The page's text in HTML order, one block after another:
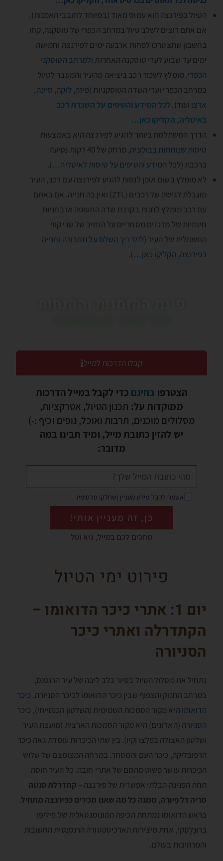
הטיול בפירנצה הוא עמוס מאוד (במיוחד לחובבי האמנות).
אם אתם רוצים לשלב טיול במרחב הכפרי של טוסקנה, קחו
בחשבון שתצטרכו לפחות ארבעה ימים לפירנצה וחמישה
ימים עד שבוע לערי טוסקנה האחרות ולמרחב הטוסקני
הכפרי. מומלץ לשכור רכב ביציאה מהעיר והמעבר לטיול
במרחב הכפרי וערי השדה הטוסקניות (פיזה, לוקה, סיינה,
ארצו ועוד).לכל המידע והטיפים על השכרת רכב
באיטליה, הקליקו כאן…
הדרך המשתלמת ביותר להגיע לפירנצה היא באמצעות
טיסות שנוחתות בבולוניה
, מרחק של 40 דקות נסיעה
ברכבת (לכל המידע והטיפים על טיסות לאיטליה…).
לא מומלץ בשום אופן לנסות להגיע לפירנצה עם רכב, העיר
מוגבלת לגישה של רכבים (ZTL) ואין בה חנייה. אם באתם
עם רכב מומלץ לחנות בקרבת שדה התעופה או בחניות
חינמיות של מרכזים מסחריים על הנתיב של שני קווי
החשמלית של העיר (למדריך השלם על תחבורה וחנייה
בפירנצה, הקליקו כאן…).
קבלו הדרכות למייל
הצטרפו בחינם כדי לקבל במייל הדרכות
ממוקדות על: תכנון הטיול, אטרקציות,
מסלולים מוכנים, תרבות ואוכל, נופים וכיף :-)
יש להזין כתובת מייל, ומיד תבינו במה
מדובר:
אשמח לקבל מידע מעניין (שחלקו פרסומי)
כן, זה מעניין אותי!
מחכים לכם במייל, גיא וטל
פירוט ימי הטיול
יום 1: אתרי כיכר הדואומו –
הקתדרלה ואתרי כיכר
הסניורה
נתחיל את מסלול הטיול בסיור בלב ליבה של עיר הרנסנס,
במרחב החנוק והצפוף שבין כיכר הדואומו לכיכר הסניורה. כיכר
הדואומו היא מקור הסמכות השמימית (השלטון הכנסייתי), כיכר
הסניורה (האדונים) היא מקור הסמכות הארצית (מועצת העיר
ושלטון האצולה בפּלָצו וֶקְיו). בין שתי הכיכרות עומדת גאה כיכר
הרפובליקה, כיכר העם והמסחר. במרחה המצומצם של שלוש
הכיכרות עושר פשוט מהמם של אתרי חובה. כל העיר חוסה
תחת הפנינה הבלתי אפשרית של פירנצה – קתדרלת סנטה
מריה דל פְיורֶה, ממנה כל מה שאנו מכירים כפירנצה מתחיל.
בראש הדואומו נמתחת הכיפה המונומנטאלית של פיליפו
בְּרוּנִֶלֶסְקי, אחת מיצירות הארכיטקטורה הרנסנסית החשובות
והמרהיבות בעולם.